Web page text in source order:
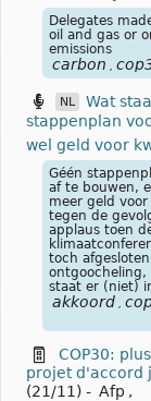
Delegates
oil and gas or
emissions
carbon
NL
Wat
stappenplan
wel geld voor
Géén
af te bouwen,
meer geld
tegen de
applaus toen
toch
ontgoocheling,
staat er (niet)
akkoord
COP30:
projet d'accord
(21/11) - Afp ,